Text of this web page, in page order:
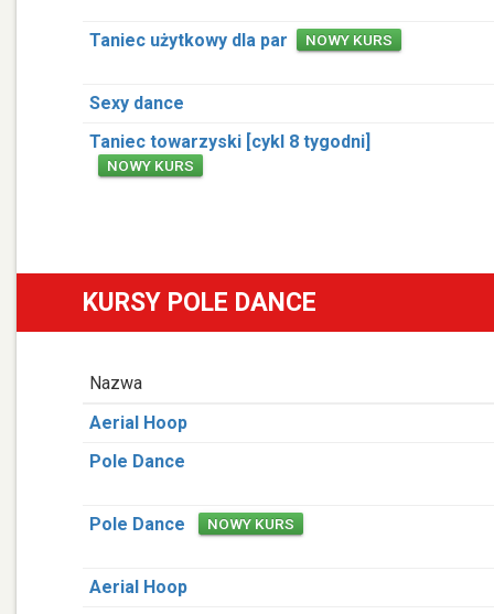
Taniec użytkowy dla par NOWY KURS
Sexy dance
Taniec towarzyski [cykl 8 tygodni]
NOWY KURS
KURSY POLE DANCE
Nazwa
Aerial Hoop
Pole Dance
Pole Dance NOWY KURS
Aerial Hoop